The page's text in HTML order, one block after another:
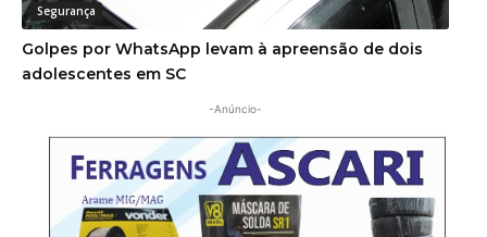
Segurança
Golpes por WhatsApp levam à apreensão de dois
adolescentes em SC
-Anúncio-